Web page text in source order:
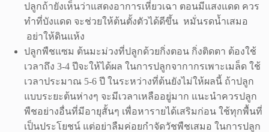
ปลูกถ้ายังเห็นว่าแสดงอาการเหี่ยวเฉา ตอนมีแสงแดด ควร
ทำที่บังแดด จะช่วยให้ต้นตั้งตัวได้ดีขึ้น หมั่นรดน้ำเสมอ
อย่าให้ดินแห้ง
ปลูกพืชแซม ต้นมะม่วงที่ปลูกด้วยกิ่งตอน กิ่งติดตา ต้องใช้
เวลาถึง 3-4 ปีจะให้ได้ผล ในการปลูกจากากรเพาะเมล็ด ใช้
เวลาประมาณ 5-6 ปี ในระหว่างที่ต้นยังไม่ให้ผลนี้ ถ้าปลูก
แบบระยะต้นห่างๆ จะมีเวลาเหลืออยู่มาก แนะนำควรปลูก
พืชอย่างอื่นที่มีอายุสั้นๆ เพื่อหารายได้เสริมก่อน ใช้ทุกพื้นที่
เป็นประโยชน์ แต่อย่าลืมค่อยกำจัดวัชพืชเสมอ ในการปลูก